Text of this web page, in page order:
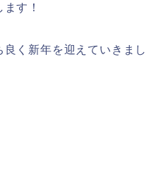
す！
く新年を迎えていきまし